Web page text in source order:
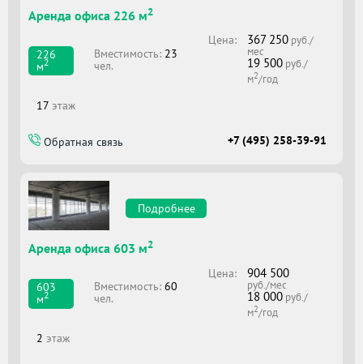
Аренда офиса 226 м2
226
м2
Вместимоcть: 23
чел.
Цена: 367 250 руб./
мес
19 500 руб./
м2/год
17 этаж
Обратная связь +7 (495) 258-39-91
Подробнее
Аренда офиса 603 м2
603
м2
Вместимоcть: 60
чел.
Цена: 904 500
руб./мес
18 000 руб./
м2/год
2 этаж